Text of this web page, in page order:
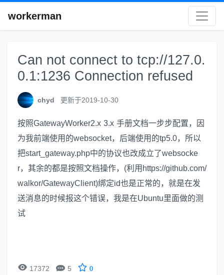
workerman
Can not connect to tcp://127.0.
0.1:1236 Connection refused
chyd 更新于2019-10-30
按照GatewayWorker2.x 3.x 手册文档一步步配置，因
为我前端使用的websocket，后端使用的tp5.0，所以
把start_gateway.php中的协议也改成立了websocke
r，其余的都是按照文档操作，(利用https://github.com/
walkor/GatewayClient)绑定id也是正常的，就是在发
送消息的时候报这个错误，我是在Ubuntu里面做的测
试
 17372  5 0